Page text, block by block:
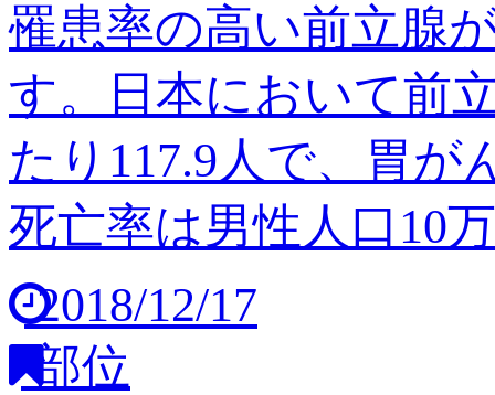
罹患率の高い前立腺
す。日本において前
たり117.9人で、胃が
死亡率は男性人口10
2018/12/17
部位